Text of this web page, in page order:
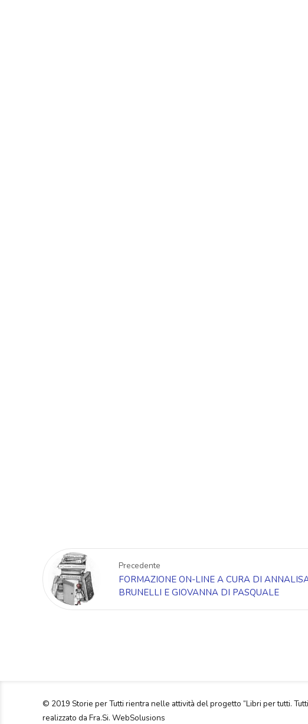
Precedente
FORMAZIONE ON-LINE A CURA DI
BRUNELLI E GIOVANNA DI PASQUALE
© 2019 Storie per Tutti rientra nelle attività del progetto “Libri per tutti.
realizzato da Fra.Si. WebSolusions